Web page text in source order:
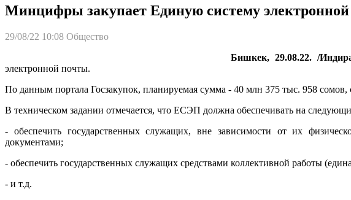
Минцифры закупает Единую систему
29/08/22 10:08 Общество
Бишкек, 29.08.22. /
электронной почты.
По данным портала Госзакупок, планируемая сумма - 40 млн 375 тыс. 958 сомов,
В техническом задании отмечается, что ЕСЭП должна обеспечивать на
- обеспечить государственных служащих, вне зависимости от их
документами;
- обеспечить государственных служащих средствами коллективной работы
- и т.д.